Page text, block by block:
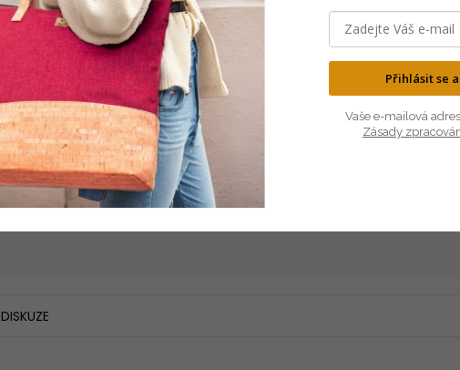
LEHKÝ
Korek je neuvěřitelně lehký, ale velmi
odolný materiál.
DISKUZE
Přihlásit se
Vaše e-mailová
Zásady